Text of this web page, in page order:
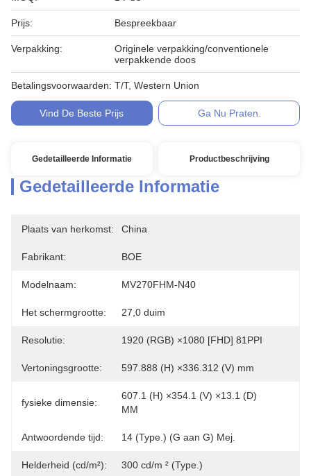
Prijs: Bespreekbaar
Verpakking:
Originele verpakking/conventionele
verpakkende doos
Betalingsvoorwaarden: T/T, Western Union
Vind De Beste Prijs Ga Nu Praten.
Gedetailleerde Informatie Productbeschrijving
Gedetailleerde Informatie
Plaats van herkomst: China
Fabrikant: BOE
Modelnaam: MV270FHM-N40
Het schermgrootte: 27,0 duim
Resolutie: 1920 (RGB) ×1080 [FHD] 81PPI
Vertoningsgrootte: 597.888 (H) ×336.312 (V) mm
fysieke dimensie:
607.1 (H) ×354.1 (V) ×13.1 (D)
MM
Antwoordende tijd: 14 (Type.) (G aan G) Mej.
Helderheid (cd/m²): 300 cd/m ² (Type.)